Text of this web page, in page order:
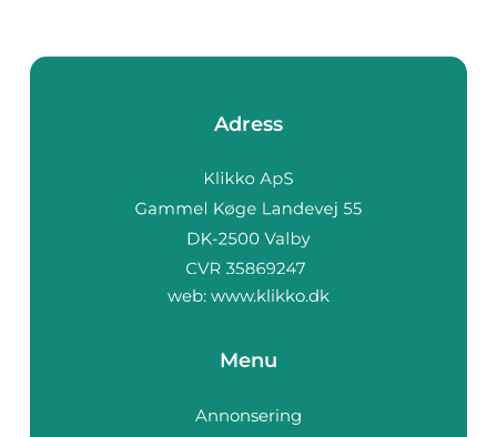
Adress
web: www.klikko.dk
Menu
Annonsering